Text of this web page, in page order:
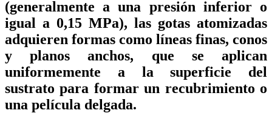
(generalmente a una presión inferior o
igual a 0,15 MPa), las gotas atomizadas
adquieren formas como líneas finas, conos
y planos anchos, que se aplican
uniformemente a la superficie del
sustrato para formar un recubrimiento o
una película delgada.